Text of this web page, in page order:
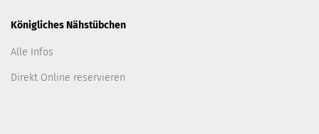
Königliches Nähstübchen
Alle Infos
Direkt Online reservieren